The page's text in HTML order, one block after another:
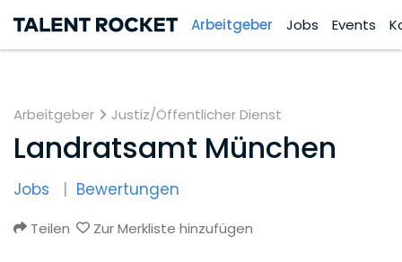
Arbeitgeber Jobs Events
Arbeitgeber Justiz/Öffentlicher Dienst
Landratsamt München
Jobs Bewertungen
Teilen Zur Merkliste hinzufügen